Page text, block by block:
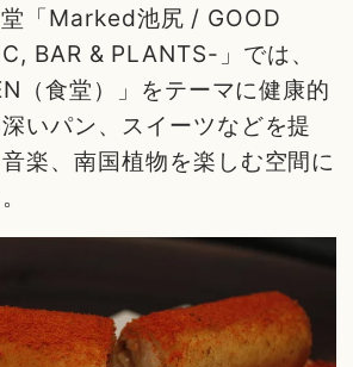
「Marked池尻 / GOOD
BAR & PLANTS-」では、
（食堂）」をテーマに健康的
いパン、スイーツなどを提
楽、南国植物を楽しむ空間に